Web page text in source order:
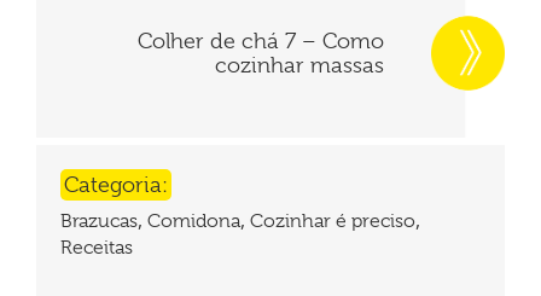
Colher de chá 7 – Como
cozinhar massas
Categoria:
Brazucas, Comidona, Cozinhar é preciso,
Receitas